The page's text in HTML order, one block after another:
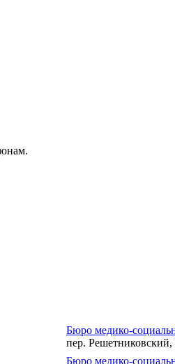
Бюро медико-
пер. Решетниковский,
Бюро медико-